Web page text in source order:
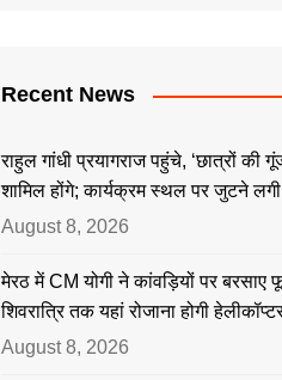
Recent News
राहुल गांधी प्रयागराज पहुंचे, ‘छात्रों की
शामिल होंगे; कार्यक्रम स्थल पर जुटने
August 8, 2026
मेरठ में CM योगी ने कांवड़ियों पर बरसाए
शिवरात्रि तक यहां रोजाना होगी
August 8, 2026